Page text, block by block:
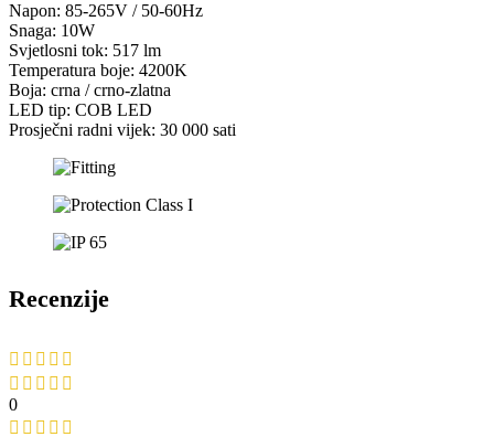
Napon: 85-265V / 50-60Hz
Snaga: 10W
Svjetlosni tok: 517 lm
Temperatura boje: 4200K
Boja: crna / crno-zlatna
LED tip: COB LED
Prosječni radni vijek: 30 000 sati
Recenzije
0